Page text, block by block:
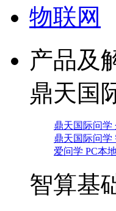
物联网
产品及
鼎天国
鼎天国际问学
鼎天国际问学
爱问学 PC本
智算基